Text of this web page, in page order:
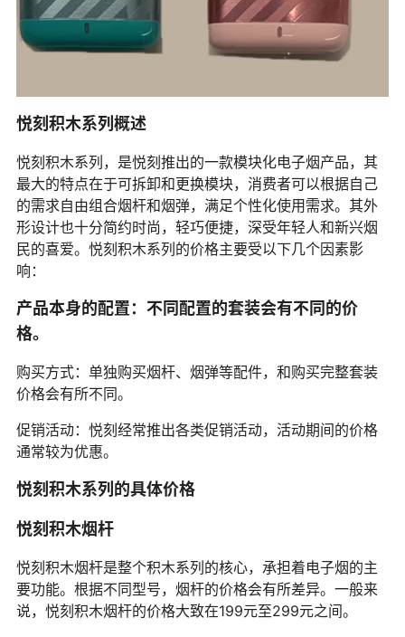
悦刻积木系列概述
悦刻积木系列，是悦刻推出的一款模块化电子烟产品，其
最大的特点在于可拆卸和更换模块，消费者可以根据自己
的需求自由组合烟杆和烟弹，满足个性化使用需求。其外
形设计也十分简约时尚，轻巧便捷，深受年轻人和新兴烟
民的喜爱。悦刻积木系列的价格主要受以下几个因素影
响：
产品本身的配置：不同配置的套装会有不同的价
格。
购买方式：单独购买烟杆、烟弹等配件，和购买完整套装
价格会有所不同。
促销活动：悦刻经常推出各类促销活动，活动期间的价格
通常较为优惠。
悦刻积木系列的具体价格
悦刻积木烟杆
悦刻积木烟杆是整个积木系列的核心，承担着电子烟的主
要功能。根据不同型号，烟杆的价格会有所差异。一般来
说，悦刻积木烟杆的价格大致在199元至299元之间。